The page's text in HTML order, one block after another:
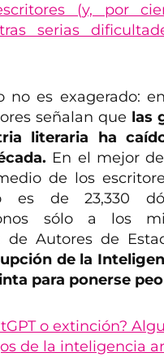
(y, por
serias
no es exagerado:
señalan que las
literaria ha
En el mejor
de los
es de 23,330
sólo a los
de Autores de
de la
para ponerse
o extinción?
de la inteligencia